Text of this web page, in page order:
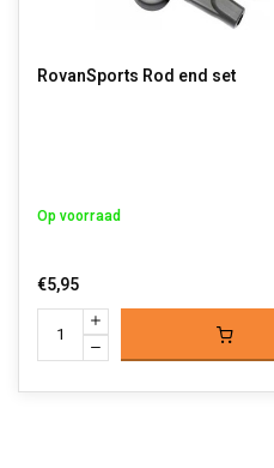
RovanSports Rod end set
Op voorraad
€5,95